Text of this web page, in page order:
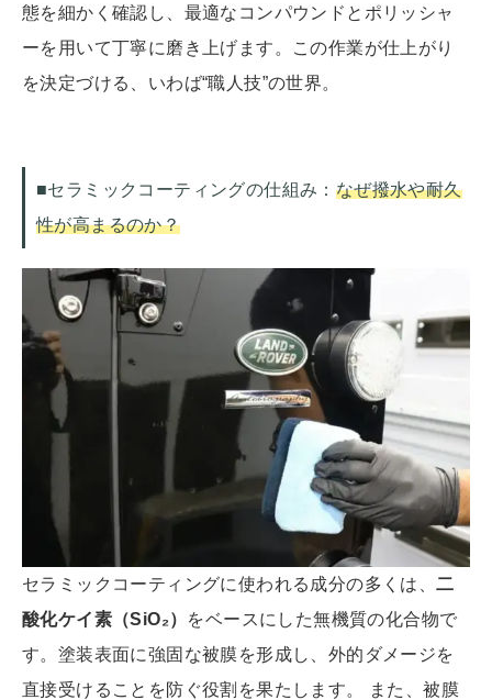
態を細かく確認し、最適なコンパウンドとポリッシャ
ーを用いて丁寧に磨き上げます。この作業が仕上がり
を決定づける、いわば“職人技”の世界。
■セラミックコーティングの仕組み： なぜ撥水や耐久
性が高まるのか？
セラミックコーティングに使われる成分の多くは、二
酸化ケイ素（SiO₂） をベースにした無機質の化合物で
す。塗装表面に強固な被膜を形成し、外的ダメージを
直接受けることを防ぐ役割を果たします。 また、被膜